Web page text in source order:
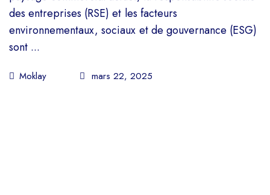
des entreprises (RSE) et les facteurs
environnementaux, sociaux et de gouvernance (ESG)
sont ...
Moklay mars 22, 2025